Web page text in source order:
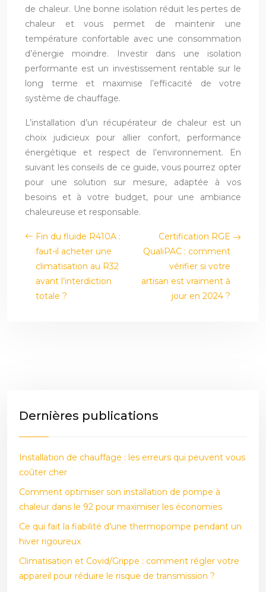
de chaleur. Une bonne isolation réduit les pertes de
chaleur et vous permet de maintenir une
température confortable avec une consommation
d’énergie moindre. Investir dans une isolation
performante est un investissement rentable sur le
long terme et maximise l’efficacité de votre
système de chauffage.
L’installation d’un récupérateur de chaleur est un
choix judicieux pour allier confort, performance
énergétique et respect de l’environnement. En
suivant les conseils de ce guide, vous pourrez opter
pour une solution sur mesure, adaptée à vos
besoins et à votre budget, pour une ambiance
chaleureuse et responsable.
Fin du fluide R410A :
faut-il acheter une
climatisation au R32
avant l’interdiction
totale ?
Certification RGE
QualiPAC : comment
vérifier si votre
artisan est vraiment à
jour en 2024 ?
Dernières publications
Installation de chauffage : les erreurs qui peuvent vous
coûter cher
Comment optimiser son installation de pompe à
chaleur dans le 92 pour maximiser les économies
Ce qui fait la fiabilité d’une thermopompe pendant un
hiver rigoureux
Climatisation et Covid/Grippe : comment régler votre
appareil pour réduire le risque de transmission ?